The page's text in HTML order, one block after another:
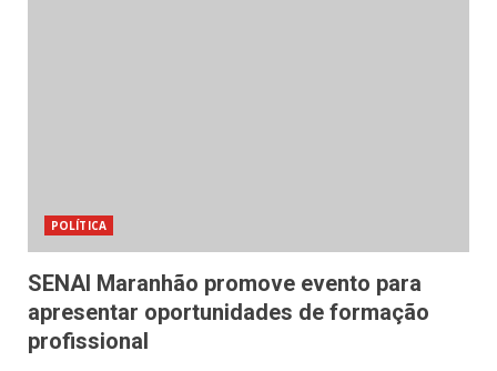
POLÍTICA
SENAI Maranhão promove evento para
apresentar oportunidades de formação
profissional